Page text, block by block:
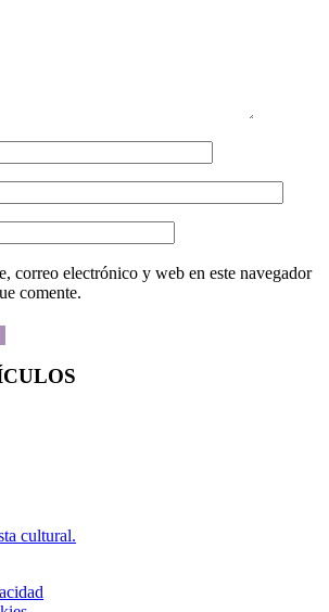
correo electrónico y web en este navegador
comente.